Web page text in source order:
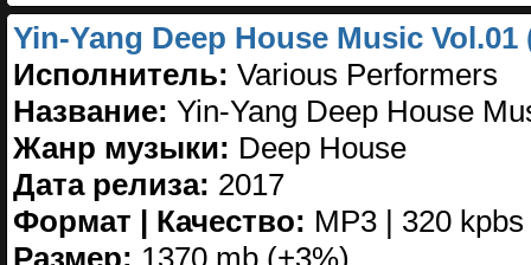
Yin-Yang Deep House Music Vol.01
Исполнитель: Various Performers
Название: Yin-Yang Deep House
Жанр музыки: Deep House
Дата релиза: 2017
Формат | Качество: MP3 | 320 kpbs
Размер: 1370 mb (+3%)